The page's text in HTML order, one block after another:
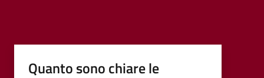
Quanto sono chiare le